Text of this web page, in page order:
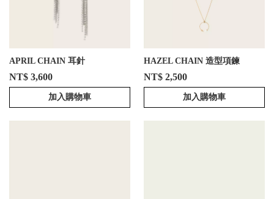
APRIL CHAIN 耳針
NT$ 3,600
加入購物車
HAZEL CHAIN 造型項鍊
NT$ 2,500
加入購物車